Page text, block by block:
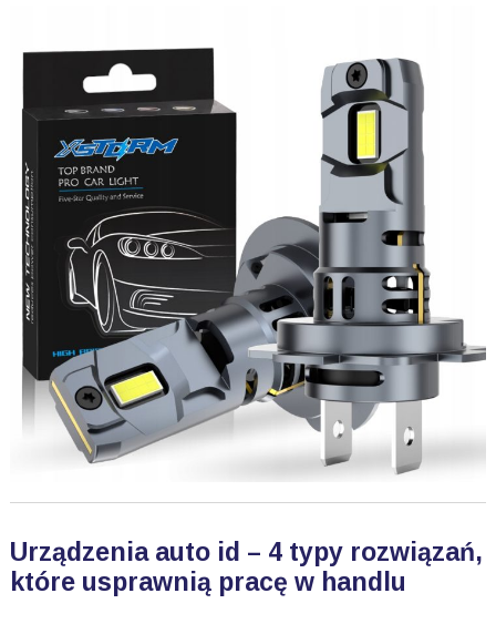
Urządzenia auto id – 4 typy rozwiązań,
które usprawnią pracę w handlu